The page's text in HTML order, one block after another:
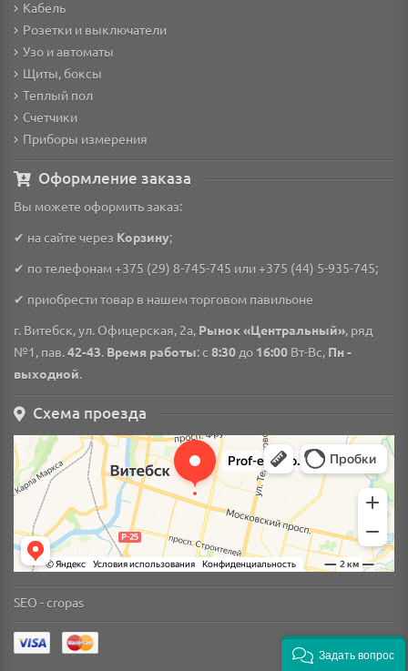
Кабель
Розетки и выключатели
Узо и автоматы
Щиты, боксы
Теплый пол
Счетчики
Приборы измерения
Оформление заказа
Вы можете оформить заказ:
✔ на сайте через Корзину;
✔ по телефонам +375 (29) 8-745-745 или +375 (44) 5-935-745;
✔ приобрести товар в нашем торговом павильоне
г. Витебск, ул. Офицерская, 2а, Рынок «Центральный», ряд
№1, пав.42-43. Время работы: с 8:30 до 16:00 Вт-Вс, Пн -
выходной.
Схема проезда
SEO -cropas
Задать вопрос